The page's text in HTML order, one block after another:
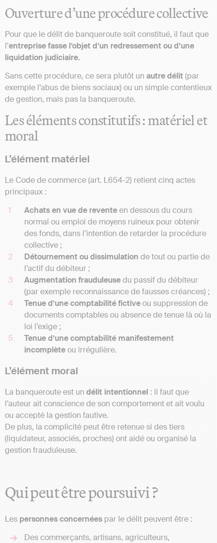
Ouverture d’une procédure collective
Pour que le délit de banqueroute soit constitué, il faut que
l’entreprise fasse l’objet d’un redressement ou d’une
liquidation judiciaire.
Sans cette procédure, ce sera plutôt un autre délit(par
exemple l’abus de biens sociaux) ou un simple contentieux
de gestion, mais pas la banqueroute.
Les éléments constitutifs : matériel et
moral
L’élément matériel
Le Code de commerce (art. L654-2) retient cinq actes
principaux :
Achats en vue de reventeen dessous du cours
normal ou emploi de moyens ruineux pour obtenir
des fonds, dans l’intention de retarder la procédure
collective ;
Détournement ou dissimulation de tout ou partie de
l’actif du débiteur ;
Augmentation frauduleusedu passif du débiteur
(par exemple reconnaissance de fausses créances) ;
Tenue d’une comptabilité fictiveou suppression de
documents comptables ou absence de tenue là où la
loi l’exige ;
Tenue d’une comptabilité manifestement
incomplèteou irrégulière.
L’élément moral
La banqueroute est un délit intentionnel : il faut que
l’auteur ait conscience de son comportement et ait voulu
ou accepté la gestion fautive.
De plus, la complicité peut être retenue si des tiers
(liquidateur, associés, proches) ont aidé ou organisé la
gestion frauduleuse.
Qui peut être poursuivi ?
Les personnes concernées par le délit peuvent être :
Des commerçants, artisans, agriculteurs,